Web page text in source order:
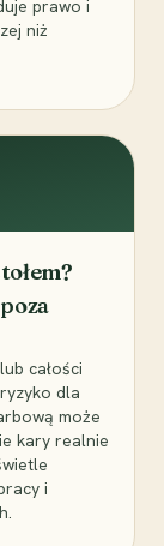
prawo i
niż
całości
dla
może
kary realnie
i